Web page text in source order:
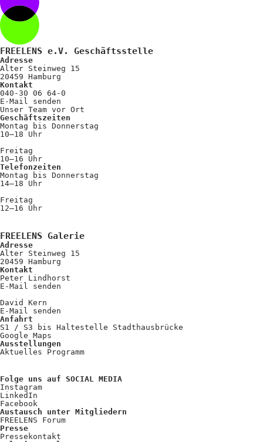
Projekte und Publikationen
Foundation
Services für
Fotograf*innen
Mitglied werden
Presseausweis
Mein FREELENS
Kooperationen
Wissen A-Z
Login
FREELENS e.V. Geschäftsstelle
Adresse
Alter Steinweg 15
20459 Hamburg
Kontakt
040-30 06 64-0
E-Mail senden
Unser Team vor Ort
Geschäftszeiten
Montag bis Donnerstag
10–18 Uhr
Freitag
10–16 Uhr
Telefonzeiten
Montag bis Donnerstag
14–18 Uhr
Freitag
12–16 Uhr
FREELENS Galerie
Adresse
Alter Steinweg 15
20459 Hamburg
Kontakt
Peter Lindhorst
E-Mail senden
David Kern
E-Mail senden
Anfahrt
S1 / S3 bis Haltestelle Stadthausbrücke
Google Maps
Ausstellungen
Aktuelles Programm
Folge uns auf SOCIAL MEDIA
Instagram
LinkedIn
Facebook
Austausch unter Mitgliedern
FREELENS Forum
Presse
Pressekontakt